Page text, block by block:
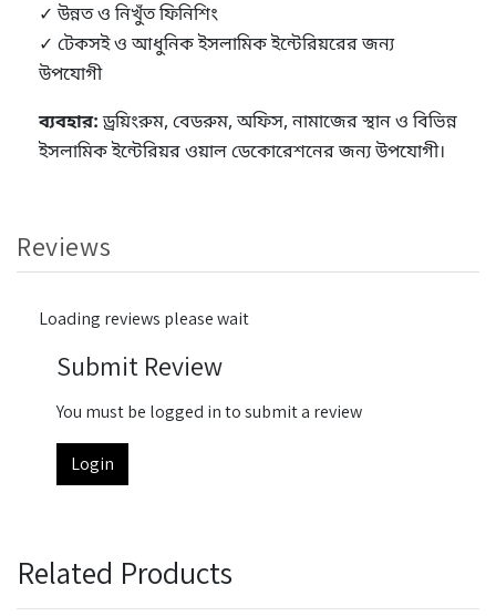
✓ উন্নত ও নিখুঁত ফিনিশিং
✓ টেকসই ও আধুনিক ইসলামিক ইন্টেরিয়রের জন্য
উপযোগী
ব্যবহার:ড্রয়িংরুম, বেডরুম, অফিস, নামাজের স্থান ও বিভিন্ন
ইসলামিক ইন্টেরিয়র ওয়াল ডেকোরেশনের জন্য উপযোগী।
Reviews
Loading reviews please wait
Submit Review
You must be logged in to submit a review
Login
Related Products